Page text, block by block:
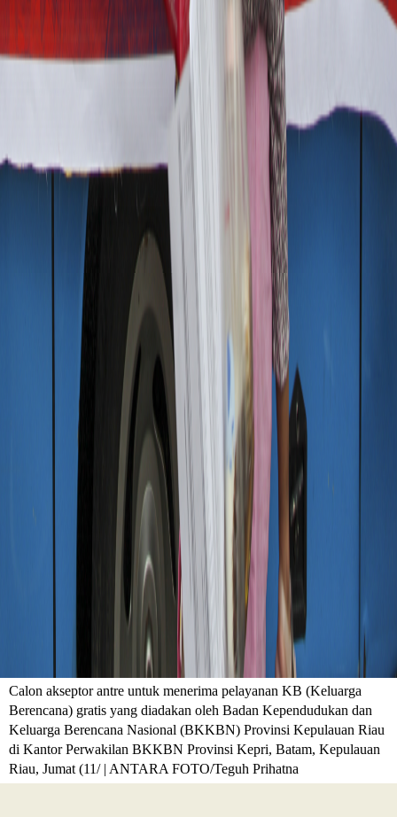
Calon akseptor antre untuk menerima pelayanan KB (Keluarga
Berencana) gratis yang diadakan oleh Badan Kependudukan dan
Keluarga Berencana Nasional (BKKBN) Provinsi Kepulauan Riau
di Kantor Perwakilan BKKBN Provinsi Kepri, Batam, Kepulauan
Riau, Jumat (11/ | ANTARA FOTO/Teguh Prihatna